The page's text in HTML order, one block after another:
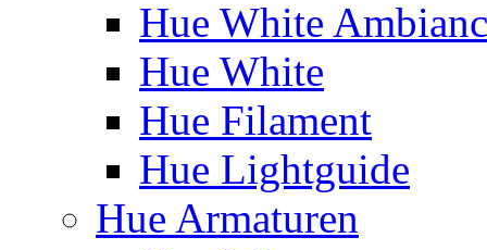
Hue White
Hue White
Hue Filament
Hue Lightguide
Hue Armaturen